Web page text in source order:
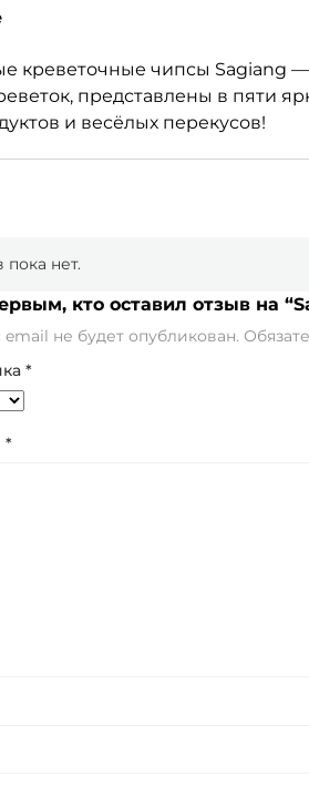
креветочные чипсы Sagiang
представлены в пяти
и весёлых перекусов!
нет.
кто оставил отзыв на
не будет опубликован.
*
*